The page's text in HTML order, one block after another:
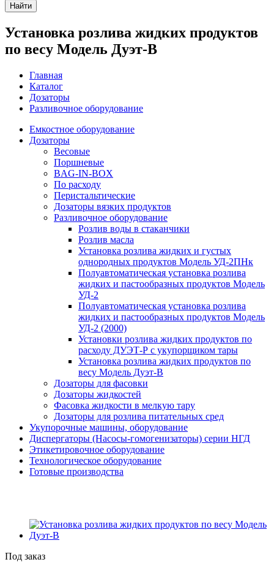
Найти
Установка розлива жидких продуктов
по весу Модель Дуэт-В
Главная
Каталог
Дозаторы
Разливочное оборудование
Емкостное оборудование
Дозаторы
Весовые
Поршневые
BAG-IN-BOX
По расходу
Перистальтические
Дозаторы вязких продуктов
Разливочное оборудование
Розлив воды в стаканчики
Розлив масла
Установка розлива жидких и густых
однородных продуктов Модель УД-2ПНк
Полуавтоматическая установка розлива
жидких и пастообразных продуктов Модель
УД-2
Полуавтоматическая установка розлива
жидких и пастообразных продуктов Модель
УД-2 (2000)
Установки розлива жидких продуктов по
расходу ДУЭТ-Р с укупорщиком тары
Установка розлива жидких продуктов по
весу Модель Дуэт-В
Дозаторы для фасовки
Дозаторы жидкостей
Фасовка жидкости в мелкую тару
Дозаторы для розлива питательных сред
Укупорочные машины, оборудование
Диспергаторы (Насосы-гомогенизаторы) серии НГД
Этикетировочное оборудование
Технологическое оборудование
Готовые производства
Под заказ